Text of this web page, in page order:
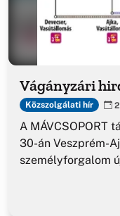
Vágányzári
Közszolgálati hír
A MÁVCSOPORT
30-án Veszprém-
személyforgalom